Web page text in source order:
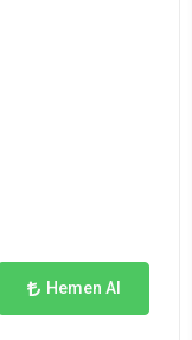
Hemen Al